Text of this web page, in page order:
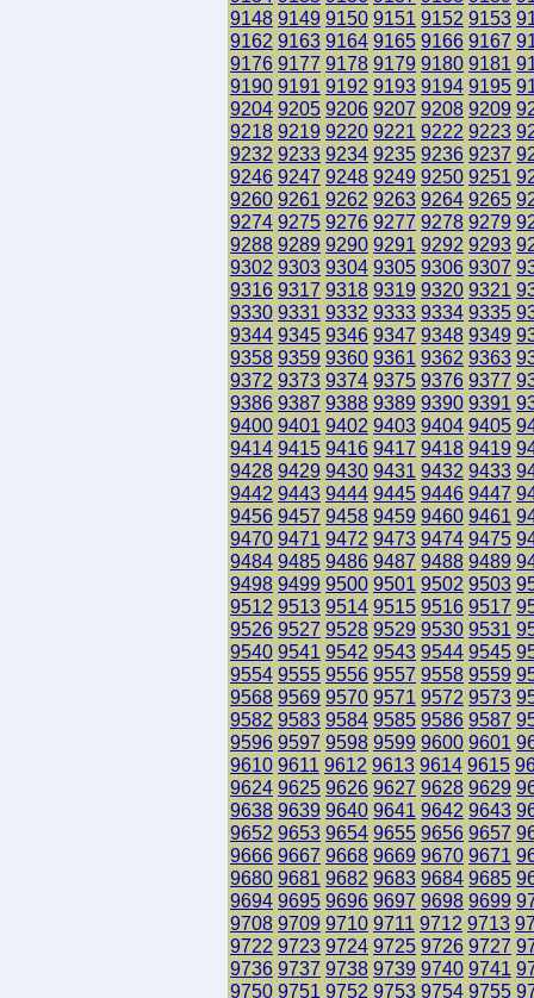
9148 9149 9150 9151 9152 9153
9162 9163 9164 9165 9166 9167
9176 9177 9178 9179 9180 9181
9190 9191 9192 9193 9194 9195
9204 9205 9206 9207 9208 9209
9218 9219 9220 9221 9222 9223
9232 9233 9234 9235 9236 9237
9246 9247 9248 9249 9250 9251
9260 9261 9262 9263 9264 9265
9274 9275 9276 9277 9278 9279
9288 9289 9290 9291 9292 9293
9302 9303 9304 9305 9306 9307
9316 9317 9318 9319 9320 9321
9330 9331 9332 9333 9334 9335
9344 9345 9346 9347 9348 9349
9358 9359 9360 9361 9362 9363
9372 9373 9374 9375 9376 9377
9386 9387 9388 9389 9390 9391
9400 9401 9402 9403 9404 9405
9414 9415 9416 9417 9418 9419
9428 9429 9430 9431 9432 9433
9442 9443 9444 9445 9446 9447
9456 9457 9458 9459 9460 9461
9470 9471 9472 9473 9474 9475
9484 9485 9486 9487 9488 9489
9498 9499 9500 9501 9502 9503
9512 9513 9514 9515 9516 9517
9526 9527 9528 9529 9530 9531
9540 9541 9542 9543 9544 9545
9554 9555 9556 9557 9558 9559
9568 9569 9570 9571 9572 9573
9582 9583 9584 9585 9586 9587
9596 9597 9598 9599 9600 9601
9610 9611 9612 9613 9614 9615
9624 9625 9626 9627 9628 9629
9638 9639 9640 9641 9642 9643
9652 9653 9654 9655 9656 9657
9666 9667 9668 9669 9670 9671
9680 9681 9682 9683 9684 9685
9694 9695 9696 9697 9698 9699
9708 9709 9710 9711 9712 9713
9722 9723 9724 9725 9726 9727
9736 9737 9738 9739 9740 9741
9750 9751 9752 9753 9754 9755